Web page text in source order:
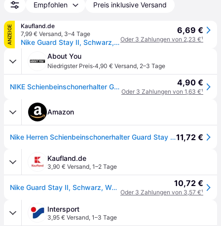
Empfohlen Preis inklusive Versand
ANZEIGE
Kaufland.de
7,99 € Versand, 3–4 Tage
Nike Guard Stay II, Schwarz, Weiß
6,69 €
Oder 3 Zahlungen von 2,23 €¹
About You
Niedrigster Preis·4,90 € Versand, 2–3 Tage
NIKE Schienbeinschonerhalter Guard Stay 2 4,90 €
Oder 3 Zahlungen von 1,63 €¹
Amazon
Nike Herren Schienbeinschonerhalter Guard Stay II, weiß (White/Black), One Size, SE0047-10111,72 €
Kaufland.de
3,90 € Versand, 1–2 Tage
Nike Guard Stay II, Schwarz, Weiß 10,72 €
Oder 3 Zahlungen von 3,57 €¹
Intersport
3,95 € Versand, 1–3 Tage